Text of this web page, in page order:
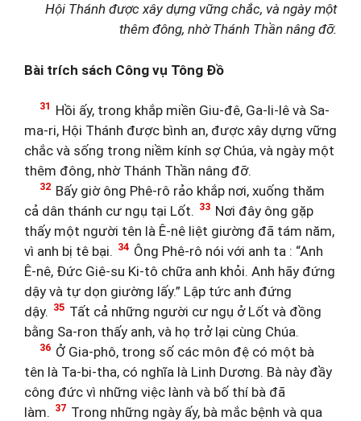
Hội Thánh được xây dựng vững chắc, và ngày một
thêm đông, nhờ Thánh Thần nâng đỡ.
Bài trích sách Công vụ Tông Đồ
31 Hồi ấy, trong khắp miền Giu-đê, Ga-li-lê và Sa-
ma-ri, Hội Thánh được bình an, được xây dựng vững
chắc và sống trong niềm kính sợ Chúa, và ngày một
thêm đông, nhờ Thánh Thần nâng đỡ.
32 Bấy giờ ông Phê-rô rảo khắp nơi, xuống thăm
cả dân thánh cư ngụ tại Lốt. 33 Nơi đây ông gặp
thấy một người tên là Ê-nê liệt giường đã tám năm,
vì anh bị tê bại. 34 Ông Phê-rô nói với anh ta : “Anh
Ê-nê, Đức Giê-su Ki-tô chữa anh khỏi. Anh hãy đứng
dậy và tự dọn giường lấy.” Lập tức anh đứng
dậy. 35 Tất cả những người cư ngụ ở Lốt và đồng
bằng Sa-ron thấy anh, và họ trở lại cùng Chúa.
36 Ở Gia-phô, trong số các môn đệ có một bà
tên là Ta-bi-tha, có nghĩa là Linh Dương. Bà này đầy
công đức vì những việc lành và bố thí bà đã
làm. 37 Trong những ngày ấy, bà mắc bệnh và qua